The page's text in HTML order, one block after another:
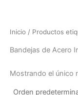
Inicio / Productos
Bandejas de Acero
Mostrando el único